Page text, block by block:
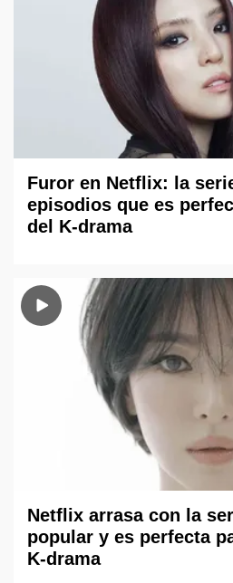
Furor en Netflix: la
episodios que es
del K-drama
Netflix arrasa con la
popular y es perfecta
K-drama